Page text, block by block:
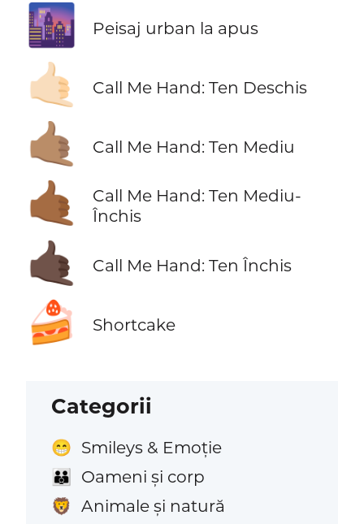
🌆 Peisaj urban la apus
🤙🏻 Call Me Hand: Ten Deschis
🤙🏽 Call Me Hand: Ten Mediu
🤙🏾
Call Me Hand: Ten Mediu-
Închis
🤙🏿 Call Me Hand: Ten Închis
🍰 Shortcake
Categorii
😁 Smileys & Emoție
👪 Oameni și corp
🦁 Animale și natură